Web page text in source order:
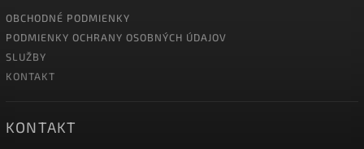
OBCHODNÉ PODMIENKY
PODMIENKY OCHRANY OSOBNÝCH ÚDAJOV
SLUŽBY
KONTAKT
KONTAKT